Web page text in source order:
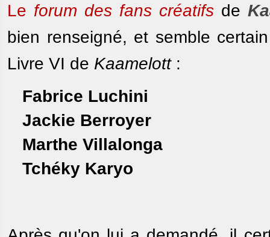
Le forum des fans créatifs de
bien renseigné, et semble
Livre VI de Kaamelott:
Fabrice Luchini
Jackie Berroyer
Marthe Villalonga
Tchéky Karyo